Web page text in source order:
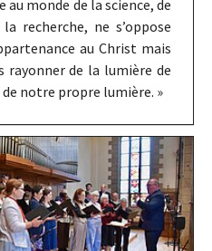
au monde de la science, de
recherche, ne s’oppose
au Christ mais
rayonner de la lumière de
notre propre lumière. »